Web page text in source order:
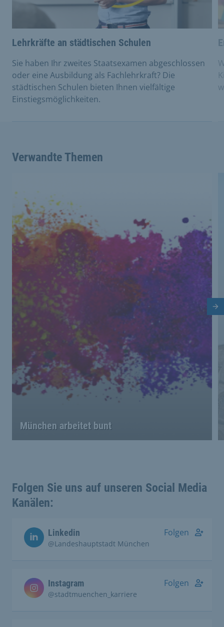
Lehrkräfte an städtischen Schulen
Sie haben Ihr zweites Staatsexamen abgeschlossen
oder eine Ausbildung als Fachlehrkraft? Die
städtischen Schulen bieten Ihnen vielfältige
Einstiegsmöglichkeiten.
Verwandte Themen
München arbeitet bunt
Folgen Sie uns auf unseren Social Media
Kanälen:
Linkedin
@Landeshauptstadt München
Folgen
Instagram
@stadtmuenchen_karriere
Folgen